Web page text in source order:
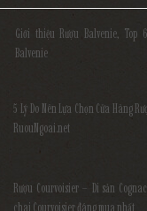
Giới thiệu Rượu Balvenie, Top
Balvenie
5 Lý Do Nên Lựa Chọn Cửa Hàng
RuouNgoai.net
Rượu Courvoisier – Di sản